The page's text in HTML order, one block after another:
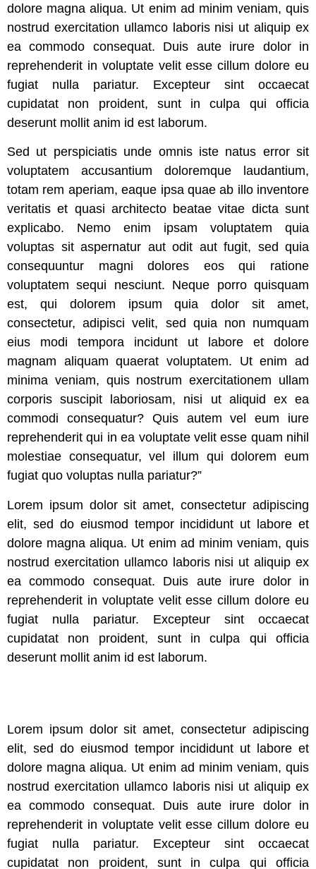
dolore magna aliqua. Ut enim ad minim veniam, quis
nostrud exercitation ullamco laboris nisi ut aliquip ex
ea commodo consequat. Duis aute irure dolor in
reprehenderit in voluptate velit esse cillum dolore eu
fugiat nulla pariatur. Excepteur sint occaecat
cupidatat non proident, sunt in culpa qui officia
deserunt mollit anim id est laborum.
Sed ut perspiciatis unde omnis iste natus error sit
voluptatem accusantium doloremque laudantium,
totam rem aperiam, eaque ipsa quae ab illo inventore
veritatis et quasi architecto beatae vitae dicta sunt
explicabo. Nemo enim ipsam voluptatem quia
voluptas sit aspernatur aut odit aut fugit, sed quia
consequuntur magni dolores eos qui ratione
voluptatem sequi nesciunt. Neque porro quisquam
est, qui dolorem ipsum quia dolor sit amet,
consectetur, adipisci velit, sed quia non numquam
eius modi tempora incidunt ut labore et dolore
magnam aliquam quaerat voluptatem. Ut enim ad
minima veniam, quis nostrum exercitationem ullam
corporis suscipit laboriosam, nisi ut aliquid ex ea
commodi consequatur? Quis autem vel eum iure
reprehenderit qui in ea voluptate velit esse quam nihil
molestiae consequatur, vel illum qui dolorem eum
fugiat quo voluptas nulla pariatur?”
Lorem ipsum dolor sit amet, consectetur adipiscing
elit, sed do eiusmod tempor incididunt ut labore et
dolore magna aliqua. Ut enim ad minim veniam, quis
nostrud exercitation ullamco laboris nisi ut aliquip ex
ea commodo consequat. Duis aute irure dolor in
reprehenderit in voluptate velit esse cillum dolore eu
fugiat nulla pariatur. Excepteur sint occaecat
cupidatat non proident, sunt in culpa qui officia
deserunt mollit anim id est laborum.
Lorem ipsum dolor sit amet, consectetur adipiscing
elit, sed do eiusmod tempor incididunt ut labore et
dolore magna aliqua. Ut enim ad minim veniam, quis
nostrud exercitation ullamco laboris nisi ut aliquip ex
ea commodo consequat. Duis aute irure dolor in
reprehenderit in voluptate velit esse cillum dolore eu
fugiat nulla pariatur. Excepteur sint occaecat
cupidatat non proident, sunt in culpa qui officia